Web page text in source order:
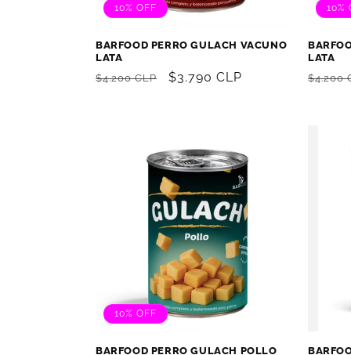
10% OFF
BARFOOD PERRO GULACH VACUNO
LATA
Precio
$4.200 CLP
Precio
$3.790 CLP
10%
LATA
Precio
$4.200
10% OFF
BARFOOD PERRO GULACH POLLO